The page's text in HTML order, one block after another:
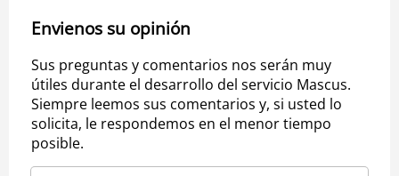
Envienos su opinión
Sus preguntas y comentarios nos serán muy
útiles durante el desarrollo del servicio Mascus.
Siempre leemos sus comentarios y, si usted lo
solicita, le respondemos en el menor tiempo
posible.